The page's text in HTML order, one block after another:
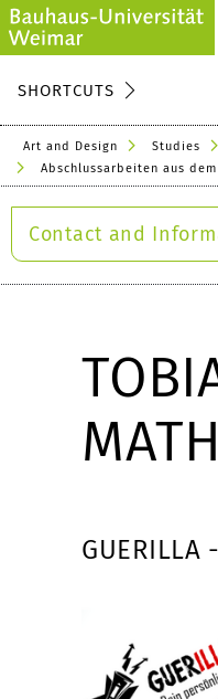
SHORTCUTS
Art and Design Studies
Abschlussarbeiten aus
Contact and
GUERILLA